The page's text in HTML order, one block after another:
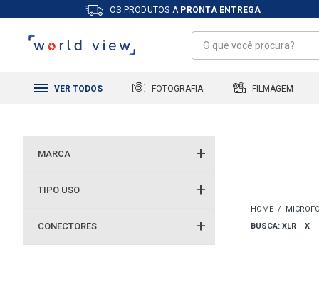
OS PRODUTOS A PRONTA ENTREGA
VER TODOS FOTOGRAFIA FILMAGEM
MARCA
TIPO USO
CONECTORES
BUSCA: XLR
X